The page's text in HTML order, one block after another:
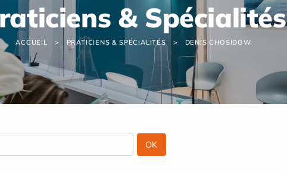
& Spécialités
ACCUEIL PRATICIENS & SPÉCIALITÉS DENIS CHOSIDOW